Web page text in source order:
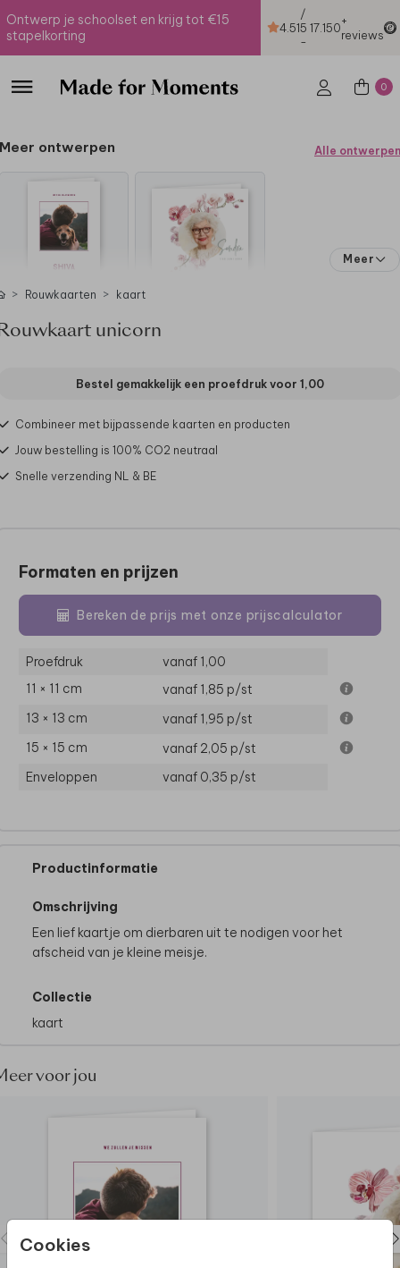
Ontwerp je schoolset en krijg tot €15
stapelkorting
4.51
/
5
-
17.150+
reviews
0
Cookies
Meer ontwerpen Alle ontwerpen
Meer
Rouwkaarten kaart
unicorn
Bestel gemakkelijk een proefdruk voor 1,00
Combineer met bijpassende kaarten en producten
Jouw bestelling is 100% CO2 neutraal
Snelle verzending NL & BE
Formaten en prijzen
Bereken de prijs met onze prijscalculator
Proefdruk
vanaf 1,00
11 × 11 cm
vanaf 1,85 p/st
13 × 13 cm
vanaf 1,95 p/st
15 × 15 cm
vanaf 2,05 p/st
Enveloppen
vanaf 0,35 p/st
Productinformatie
Omschrijving
Een lief kaartje om dierbaren uit te nodigen voor het
afscheid van je kleine meisje.
Collectie
kaart
voor jou